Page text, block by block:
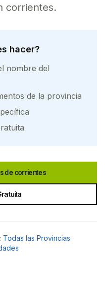
corrientes.
hacer?
nombre del
de la provincia
de corrientes
Todas las Provincias ·